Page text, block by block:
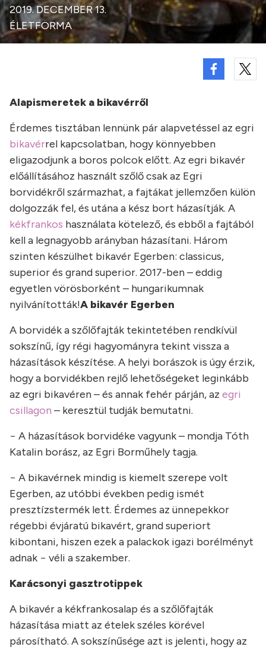
2019. DECEMBER 13.
ÉLETFORMA
Alapismeretek a bikavérről
Érdemes tisztában lennünk pár alapvetéssel az egri
bikavérrel kapcsolatban, hogy könnyebben
eligazodjunk a boros polcok előtt. Az egri bikavér
előállításához használt szőlő csak az Egri
borvidékről származhat, a fajtákat jellemzően külön
dolgozzák fel, és utána a kész bort házasítják. A
kékfrankos használata kötelező, és ebből a fajtából
kell a legnagyobb arányban házasítani. Három
szinten készülhet bikavér Egerben: classicus,
superior és grand superior. 2017-ben – eddig
egyetlen vörösborként – hungarikumnak
nyilvánították!A bikavér Egerben
A borvidék a szőlőfajták tekintetében rendkívül
sokszínű, így régi hagyományra tekint vissza a
házasítások készítése. A helyi borászok is úgy érzik,
hogy a borvidékben rejlő lehetőségeket leginkább
az egri bikavéren – és annak fehér párján, az egri
csillagon – keresztül tudják bemutatni.
− A házasítások borvidéke vagyunk – mondja Tóth
Katalin borász, az Egri Borműhely tagja.
− A bikavérnek mindig is kiemelt szerepe volt
Egerben, az utóbbi években pedig ismét
presztízstermék lett. Érdemes az ünnepekkor
régebbi évjáratú bikavért, grand superiort
kibontani, hiszen ezek a palackok igazi borélményt
adnak − véli a szakember.
Karácsonyi gasztrotippek
A bikavér a kékfrankosalap és a szőlőfajták
házasítása miatt az ételek széles körével
párosítható. A sokszínűsége azt is jelenti, hogy az